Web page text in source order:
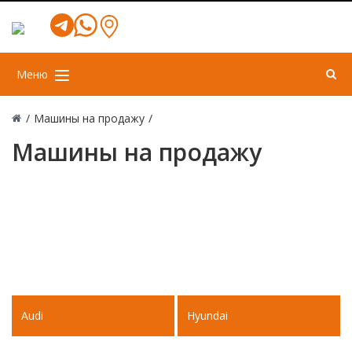
Меню
/ Машины на продажу /
Машины на продажу
Audi Hyundai